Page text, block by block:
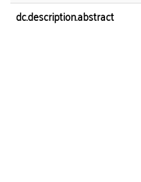
dc.description.abstract